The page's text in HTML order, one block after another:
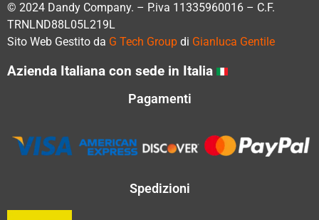
© 2024 Dandy Company. – P.iva 11335960016 – C.F.
TRNLND88L05L219L
Sito Web Gestito da G Tech Group di Gianluca Gentile
Azienda Italiana con sede in Italia
Pagamenti
Spedizioni